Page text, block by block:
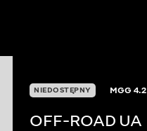
NIEDOSTĘPNY MGG4.2
OFF-ROAD UA